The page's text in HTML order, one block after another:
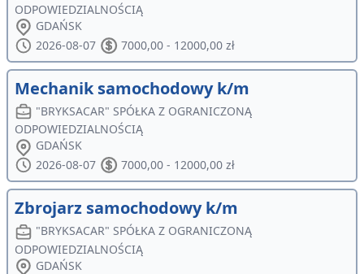
ODPOWIEDZIALNOŚCIĄ
GDAŃSK
2026-08-07
7000,00 - 12000,00 zł
Mechanik samochodowy k/m
"BRYKSACAR" SPÓŁKA Z OGRANICZONĄ
ODPOWIEDZIALNOŚCIĄ
GDAŃSK
2026-08-07
7000,00 - 12000,00 zł
Zbrojarz samochodowy k/m
"BRYKSACAR" SPÓŁKA Z OGRANICZONĄ
ODPOWIEDZIALNOŚCIĄ
GDAŃSK